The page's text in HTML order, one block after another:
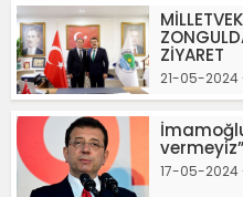
ZİYARET
21-05-2024
vermeyiz”
17-05-2024